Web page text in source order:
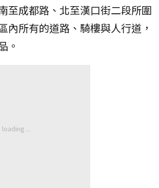
至成都路、北至漢口街二段所圍
內所有的道路、騎樓與人行道，
。